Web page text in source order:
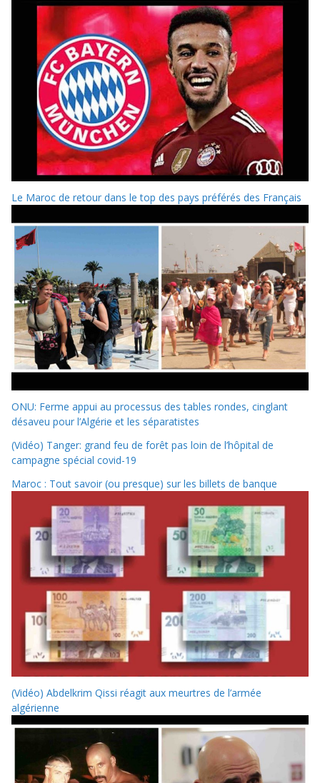
Le Maroc de retour dans le top des pays préférés des Français
ONU: Ferme appui au processus des tables rondes, cinglant
désaveu pour l’Algérie et les séparatistes
(Vidéo) Tanger: grand feu de forêt pas loin de l’hôpital de
campagne spécial covid-19
Maroc : Tout savoir (ou presque) sur les billets de banque
(Vidéo) Abdelkrim Qissi réagit aux meurtres de l’armée
algérienne